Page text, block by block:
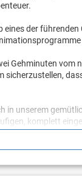
eines der
Gehminuten
sicherzustellen,
in unserem
komplett
Aktivitäten im
zur